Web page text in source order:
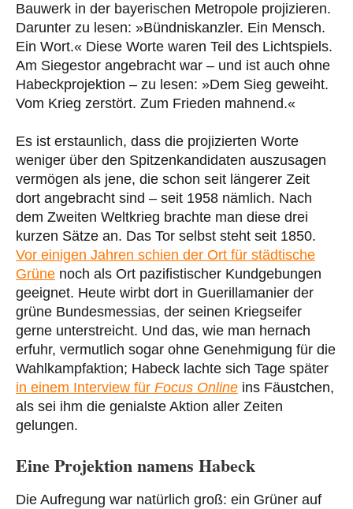
Bauwerk in der bayerischen Metropole projizieren.
Darunter zu lesen: »Bündniskanzler. Ein Mensch.
Ein Wort.« Diese Worte waren Teil des Lichtspiels.
Am Siegestor angebracht war – und ist auch ohne
Habeckprojektion – zu lesen: »Dem Sieg geweiht.
Vom Krieg zerstört. Zum Frieden mahnend.«
Es ist erstaunlich, dass die projizierten Worte
weniger über den Spitzenkandidaten auszusagen
vermögen als jene, die schon seit längerer Zeit
dort angebracht sind – seit 1958 nämlich. Nach
dem Zweiten Weltkrieg brachte man diese drei
kurzen Sätze an. Das Tor selbst steht seit 1850.
Vor einigen Jahren schien der Ort für städtische
Grüne noch als Ort pazifistischer Kundgebungen
geeignet. Heute wirbt dort in Guerillamanier der
grüne Bundesmessias, der seinen Kriegseifer
gerne unterstreicht. Und das, wie man hernach
erfuhr, vermutlich sogar ohne Genehmigung für die
Wahlkampfaktion; Habeck lachte sich Tage später
in einem Interview für Focus Online ins Fäustchen,
als sei ihm die genialste Aktion aller Zeiten
gelungen.
Eine Projektion namens Habeck
Die Aufregung war natürlich groß: ein Grüner auf